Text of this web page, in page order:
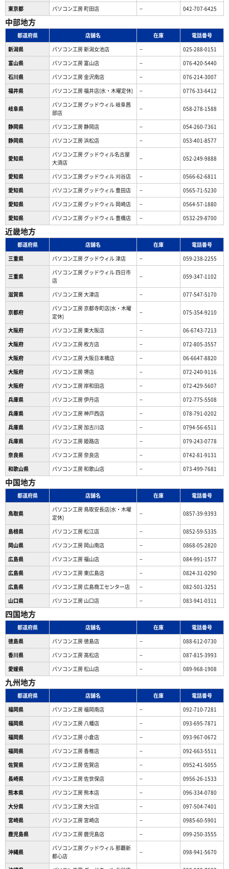
東京都
パソコン工房 町田店 − 042-707-6425
中部地方
都道府県 店舗名 在庫
電話番号
新潟県
パソコン工房 新潟女池店 −
025-288-0151
富山県
パソコン工房 富山店 −
076-420-5440
石川県
パソコン工房 金沢南店 −
076-214-3007
福井県
パソコン工房 福井店(水・木曜定休) − 0776-33-6412
岐阜県
パソコン工房 グッドウィル 岐阜茜
部店
− 058-278-1588
静岡県 パソコン工房 静岡店 −
054-260-7361
静岡県
パソコン工房 浜松店 − 053-401-8577
愛知県
パソコン工房 グッドウィル名古屋
大須店
− 052-249-9888
愛知県 パソコン工房 グッドウィル 刈谷店 −
0566-62-6811
愛知県
パソコン工房 グッドウィル 豊田店 −
0565-71-5230
愛知県
パソコン工房 グッドウィル 岡崎店 −
0564-57-1880
愛知県
パソコン工房 グッドウィル 豊橋店 − 0532-29-8700
近畿地方
都道府県 店舗名 在庫
電話番号
三重県
パソコン工房 グッドウィル 津店 − 059-238-2255
三重県
パソコン工房 グッドウィル 四日市
店
− 059-347-1102
滋賀県 パソコン工房 大津店 − 077-547-5170
京都府
パソコン工房 京都寺町店(水・木曜
定休)
− 075-354-9210
大阪府 パソコン工房 東大阪店 −
06-6743-7213
大阪府
パソコン工房 枚方店 −
072-805-3557
大阪府
パソコン工房 大阪日本橋店 −
06-6647-8820
大阪府
パソコン工房 堺店 −
072-240-9116
大阪府
パソコン工房 岸和田店 −
072-429-5607
兵庫県
パソコン工房 伊丹店 −
072-775-5508
兵庫県
パソコン工房 神戸西店 −
078-791-0202
兵庫県
パソコン工房 加古川店 −
0794-56-6511
兵庫県
パソコン工房 姫路店 −
079-243-0778
奈良県
パソコン工房 奈良店 −
0742-81-9131
和歌山県
パソコン工房 和歌山店 − 073-499-7681
中国地方
都道府県 店舗名 在庫 電話番号
鳥取県
パソコン工房 鳥取安長店(水・木曜
定休)
− 0857-39-9393
島根県 パソコン工房 松江店 −
0852-59-5335
岡山県
パソコン工房 岡山南店 −
0868-05-2820
広島県
パソコン工房 福山店 −
084-991-1577
広島県
パソコン工房 東広島店 −
0824-31-0290
広島県
パソコン工房 広島商工センター店 −
082-501-3251
山口県
パソコン工房 山口店 − 083-941-0311
四国地方
都道府県 店舗名 在庫
電話番号
徳島県
パソコン工房 徳島店 −
088-612-0730
香川県
パソコン工房 高松店 −
087-815-3993
愛媛県
パソコン工房 松山店 − 089-968-1908
九州地方
都道府県 店舗名 在庫
電話番号
福岡県
パソコン工房 福岡南店 −
092-710-7281
福岡県
パソコン工房 八幡店 −
093-695-7871
福岡県
パソコン工房 小倉店 −
093-967-0672
福岡県
パソコン工房 香椎店 −
092-663-5511
佐賀県
パソコン工房 佐賀店 −
0952-41-5055
長崎県
パソコン工房 佐世保店 −
0956-26-1533
熊本県
パソコン工房 熊本店 −
096-334-0780
大分県
パソコン工房 大分店 −
097-504-7401
宮崎県
パソコン工房 宮崎店 −
0985-60-5901
鹿児島県
パソコン工房 鹿児島店 − 099-250-3555
沖縄県
パソコン工房 グッドウィル 那覇新
都心店
− 098-941-5670